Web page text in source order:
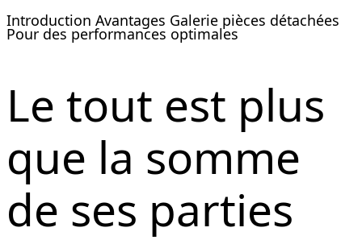
Introduction Avantages Galerie pièces détachées
Pour des performances optimales
Le tout est plus
que la somme
de ses parties